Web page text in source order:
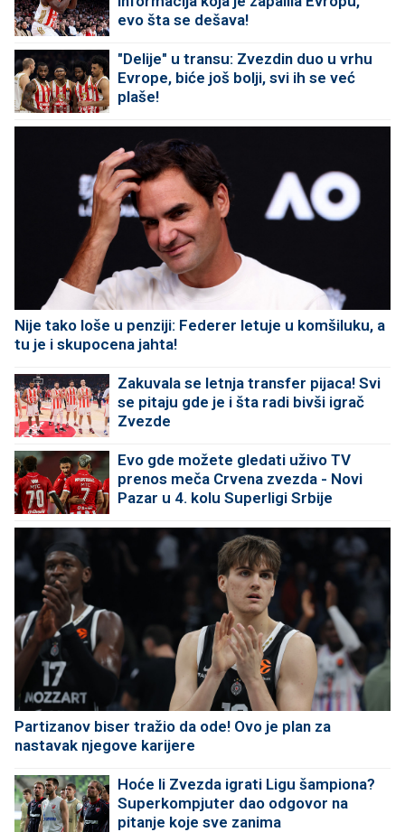
evo šta se dešava!
"Delije" u transu: Zvezdin duo u vrhu
Evrope, biće još bolji, svi ih se već
plaše!
Nije tako loše u penziji: Federer letuje u komšiluku, a
tu je i skupocena jahta!
Zakuvala se letnja transfer pijaca! Svi
se pitaju gde je i šta radi bivši igrač
Zvezde
Evo gde možete gledati uživo TV
prenos meča Crvena zvezda - Novi
Pazar u 4. kolu Superligi Srbije
Partizanov biser tražio da ode! Ovo je plan za
nastavak njegove karijere
Hoće li Zvezda igrati Ligu šampiona?
Superkompjuter dao odgovor na
pitanje koje sve zanima